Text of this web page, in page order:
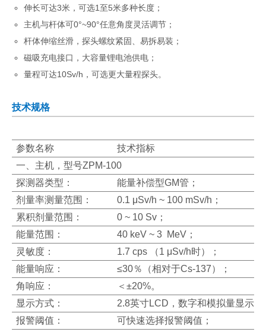
伸长可达3米，可选1至5米多种长度；
主机与杆体可0°~90°任意角度灵活调节；
杆体伸缩丝滑，探头螺纹紧固、易拆易装；
磁吸充电接口，大容量锂电池供电；
量程可达10Sv/h，可选更大量程探头。
技术规格
参数名称
技术指标
一、主机，型号ZPM-100
探测器类型：
能量补偿型GM管；
剂量率测量范围：
0.1 μSv/h ~ 100 mSv/h；
累积剂量范围：
0 ~ 10 Sv；
能量范围：
40 keV ~ 3 MeV；
灵敏度：
1.7 cps （1 μSv/h时）；
能量响应：
≤30％（相对于Cs-137）；
角响应：
＜±20%。
显示方式：
2.8英寸LCD，数字和模拟量显示；
报警阈值：
可快速选择报警阈值；